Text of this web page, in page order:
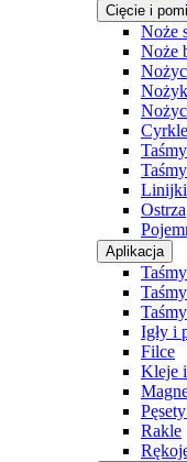
Cięcie i
Noże
Noże
Cyrkle
Linijki
Ostrza
Aplikacja
Igły i
Filce
Kleje
Rakle